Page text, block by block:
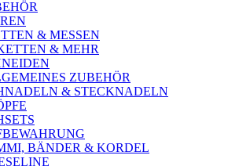
& MESSEN
& MEHR
ZUBEHÖR
& STECKNADELN
BÄNDER & KORDEL